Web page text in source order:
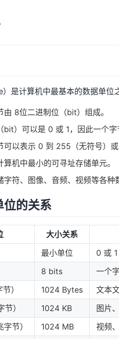
）是计算机中最基本的数据单位
由 8位二进制位（bit）组成。
bit）可以是 0 或 1，因此一个字
可以表示 0 到 255（无符号）
算机中最小的可寻址存储单元。
字符、图像、音频、视频等各种
位的关系
大小关系
最小单位
0 或 1
8 bits
一个
）
1024 Bytes
文本
）
1024 KB
图片
节）
1024 MB
视频